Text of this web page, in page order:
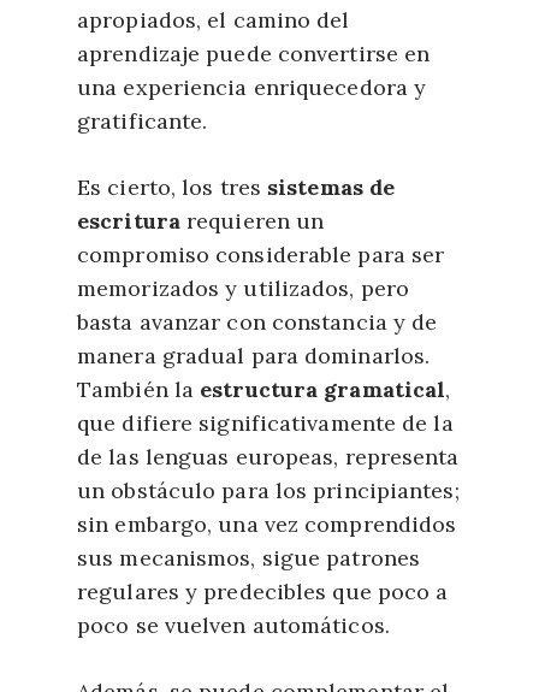
apropiados, el camino del
aprendizaje puede convertirse en
una experiencia enriquecedora y
gratificante.
Es cierto, los tres sistemas de
escriturarequieren un
compromiso considerable para ser
memorizados y utilizados, pero
basta avanzar con constancia y de
manera gradual para dominarlos.
También la estructura gramatical,
que difiere significativamente de la
de las lenguas europeas, representa
un obstáculo para los principiantes;
sin embargo, una vez comprendidos
sus mecanismos, sigue patrones
regulares y predecibles que poco a
poco se vuelven automáticos.